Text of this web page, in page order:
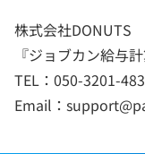
株式会社DONUTS
『ジョブカン給与
TEL：050-3201-
Email：